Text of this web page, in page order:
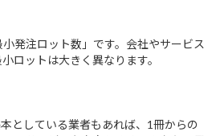
発注ロット数」です。会社やサービス
ロットは大きく異なります。
としている業者もあれば、1冊からの